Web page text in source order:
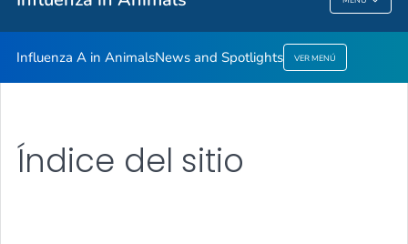
Influenza In Animals
Influenza A in AnimalsNews and Spotlights VER MENÚ
Índice del sitio